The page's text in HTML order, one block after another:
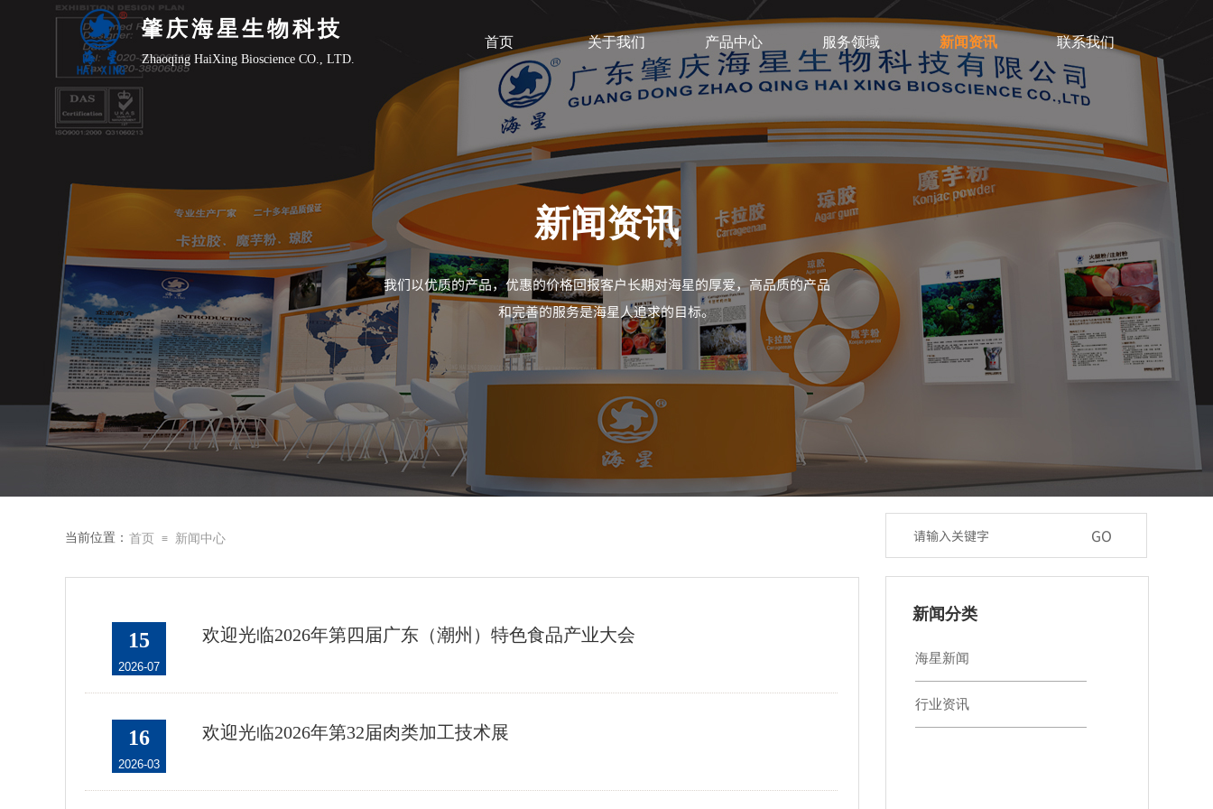
肇庆海星生物科技
首页 关于我们 产品中心 服务领域 新闻资讯 联系我们
Zhaoqing HaiXing Bioscience CO., LTD.
新闻资讯
我们以优质的产品，优惠的价格回报客户长期对海星的厚爱，高品质的产品
​和完善的服务是海星人追求的目标。
GO
当前位置： 首页 ≡ 新闻中心
海星新闻
行业资讯
​新闻分类
15
2026-07
欢迎光临2026年第四届广东（潮州）特色食品产业大会
16
2026-03
欢迎光临2026年第32届肉类加工技术展